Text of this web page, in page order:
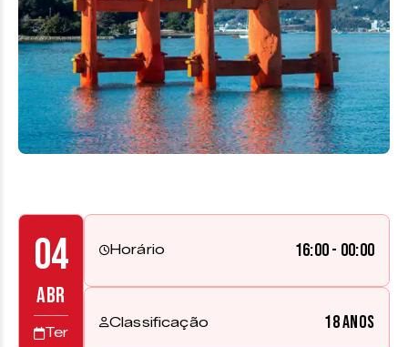
04
ABR
Ter
Horário 16:00 - 00:00
Classificação 18 anos